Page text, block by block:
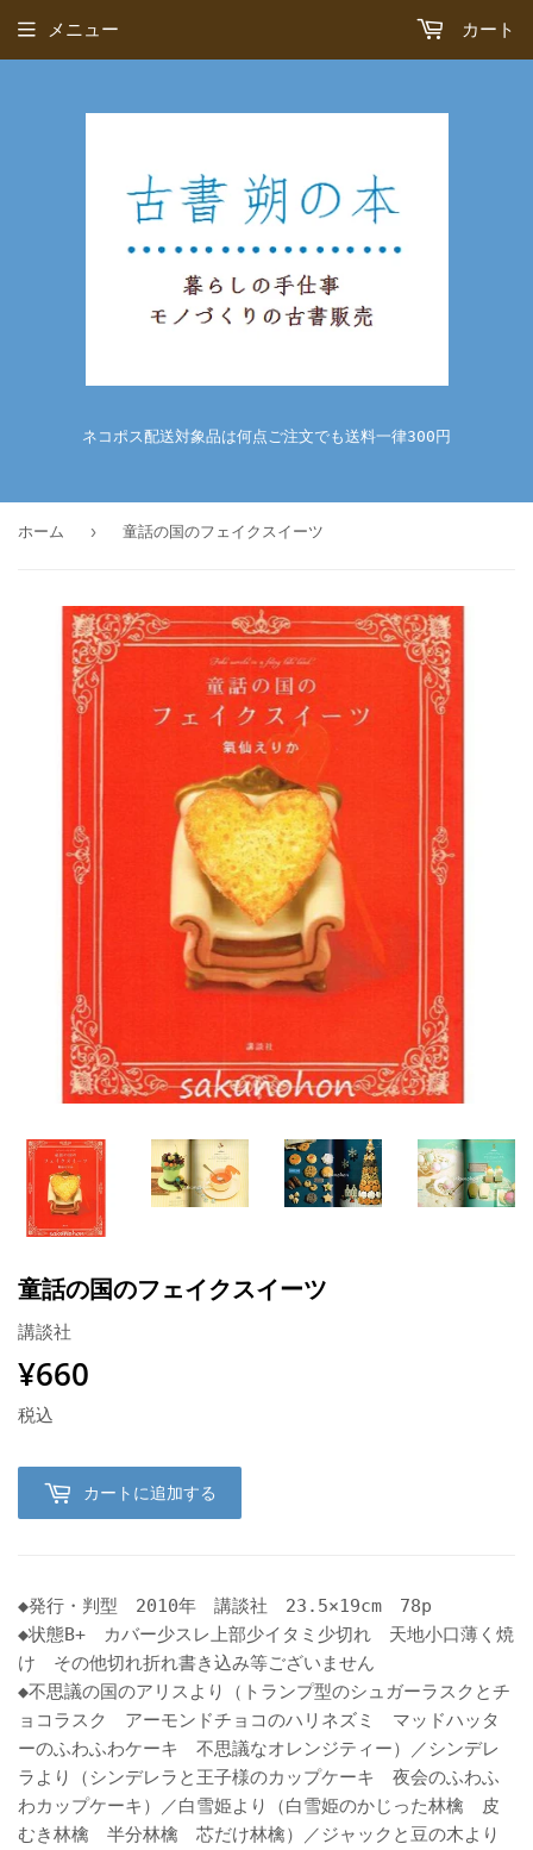
ネコポス配送対象品は何点ご注文でも送料一律300円
メニュー カート
ホーム › 童話の国のフェイクスイーツ
童話の国のフェイクスイーツ
講談社
¥660
税込
カートに追加する
◆発行・判型 2010年 講談社 23.5×19cm 78p
◆状態B+ カバー少スレ上部少イタミ少切れ 天地小口薄く焼
け その他切れ折れ書き込み等ございません
◆不思議の国のアリスより（トランプ型のシュガーラスクとチ
ョコラスク アーモンドチョコのハリネズミ マッドハッタ
ーのふわふわケーキ 不思議なオレンジティー）／シンデレ
ラより（シンデレラと王子様のカップケーキ 夜会のふわふ
わカップケーキ）／白雪姫より（白雪姫のかじった林檎 皮
むき林檎 半分林檎 芯だけ林檎）／ジャックと豆の木より